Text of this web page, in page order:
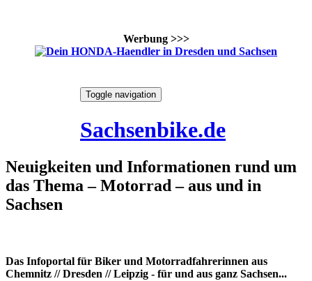
Werbung >>>
Toggle navigation
Sachsenbike.de
Neuigkeiten und Informationen rund um
das Thema – Motorrad – aus und in
Sachsen
Das Infoportal für Biker und Motorradfahrerinnen aus
Chemnitz // Dresden // Leipzig - für und aus ganz Sachsen...